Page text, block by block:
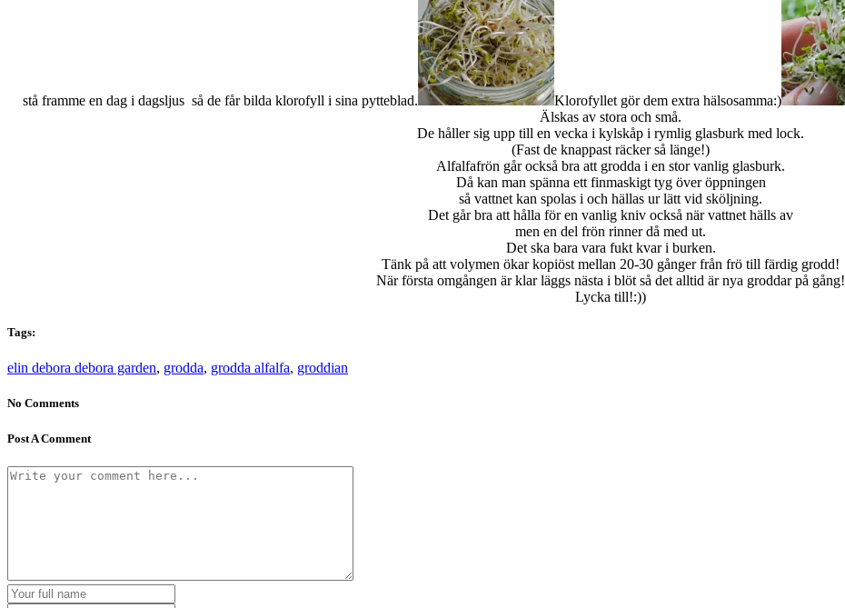
stå framme en dag i dagsljus så de får bilda klorofyll i sina pytteblad. Klorofyllet gör dem extra hälsosamma:)
Älskas av stora och små.
De håller sig upp till en vecka i kylskåp i rymlig glasburk med lock.
(Fast de knappast räcker så länge!)
Alfalfafrön går också bra att grodda i en stor vanlig glasburk.
Då kan man spänna ett finmaskigt tyg över öppningen
så vattnet kan spolas i och hällas ur lätt vid sköljning.
Det går bra att hålla för en vanlig kniv också när vattnet hälls av
men en del frön rinner då med ut.
Det ska bara vara fukt kvar i burken.
Tänk på att volymen ökar kopiöst mellan 20-30 gånger från frö till färdig grodd!
När första omgången är klar läggs nästa i blöt så det alltid är nya groddar på gång!
Lycka till!:))
Tags:
elin debora debora garden, grodda, grodda alfalfa, groddian
No Comments
Post A Comment